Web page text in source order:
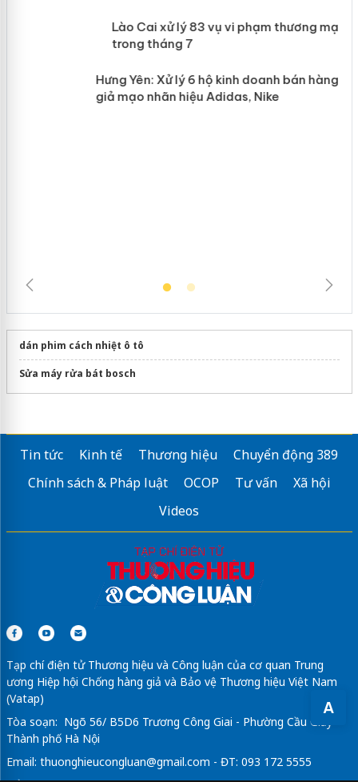
A
Lào Cai xử lý 83 vụ vi phạm thương
mại trong tháng 7
dán phim cách nhiệt ô tô
Sửa máy rửa bát bosch
Tin tức Kinh tế Thương hiệu
Chuyển động 389
Chính sách & Pháp luật
OCOP Tư vấn
Xã hội
Videos
Tạp chí điện tử Thương hiệu và Công luận của cơ quan Trung
ương Hiệp hội Chống hàng giả và Bảo vệ Thương hiệu Việt Nam
(Vatap)
Tòa soạn: Ngõ 56/ B5D6 Trương Công Giai - Phường Cầu Giấy -
Thành phố Hà Nội
Email: thuonghieucongluan@gmail.com - ĐT: 093 172 5555